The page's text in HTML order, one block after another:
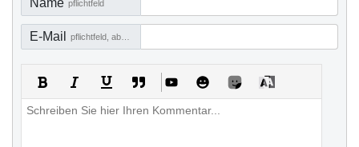
Name pflichtfeld
E-Mail